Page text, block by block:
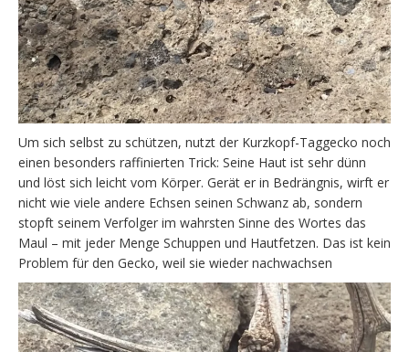
Um sich selbst zu schützen, nutzt der Kurzkopf-Taggecko noch
einen besonders raffinierten Trick: Seine Haut ist sehr dünn
und löst sich leicht vom Körper. Gerät er in Bedrängnis, wirft er
nicht wie viele andere Echsen seinen Schwanz ab, sondern
stopft seinem Verfolger im wahrsten Sinne des Wortes das
Maul – mit jeder Menge Schuppen und Hautfetzen. Das ist kein
Problem für den Gecko, weil sie wieder nachwachsen